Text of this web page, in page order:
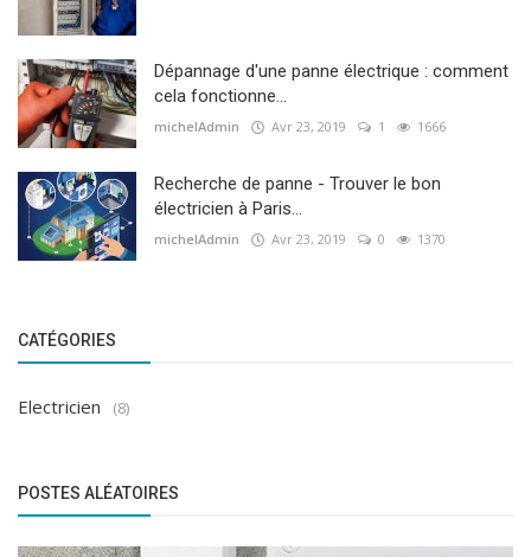
Dépannage d'une panne électrique : comment
cela fonctionne...
michelAdmin Avr 23, 2019 1 1666
Recherche de panne - Trouver le bon
électricien à Paris...
michelAdmin Avr 23, 2019 0 1370
CATÉGORIES
Electricien (8)
POSTES ALÉATOIRES